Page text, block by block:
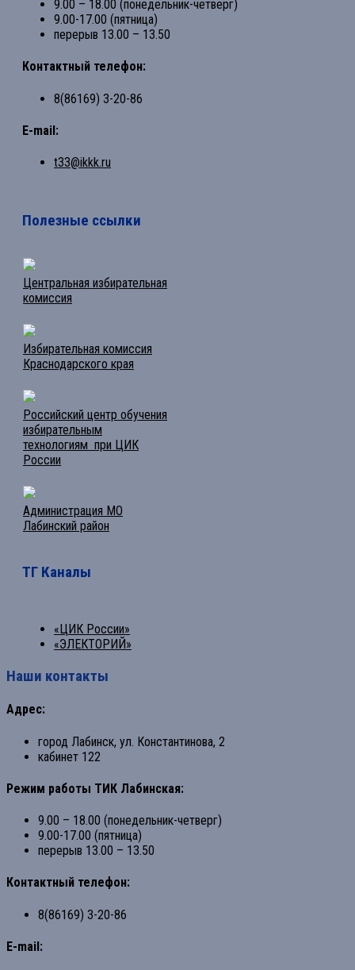
9.00 – 18.00 (понедельник-четверг)
9.00-17.00 (пятница)
перерыв 13.00 – 13.50
Контактный телефон:
8(86169) 3-20-86
E-mail:
t33@ikkk.ru
Полезные ссылки
Центральная избирательная
комиссия
Избирательная комиссия
Краснодарского края
Российский центр обучения
избирательным
технологиям при ЦИК
России
Администрация МО
Лабинский район
ТГ Каналы
«ЦИК России»
«ЭЛЕКТОРИЙ»
Наши контакты
Адрес:
город Лабинск, ул. Константинова, 2
кабинет 122
Режим работы ТИК Лабинская:
9.00 – 18.00 (понедельник-четверг)
9.00-17.00 (пятница)
перерыв 13.00 – 13.50
Контактный телефон:
8(86169) 3-20-86
E-mail: